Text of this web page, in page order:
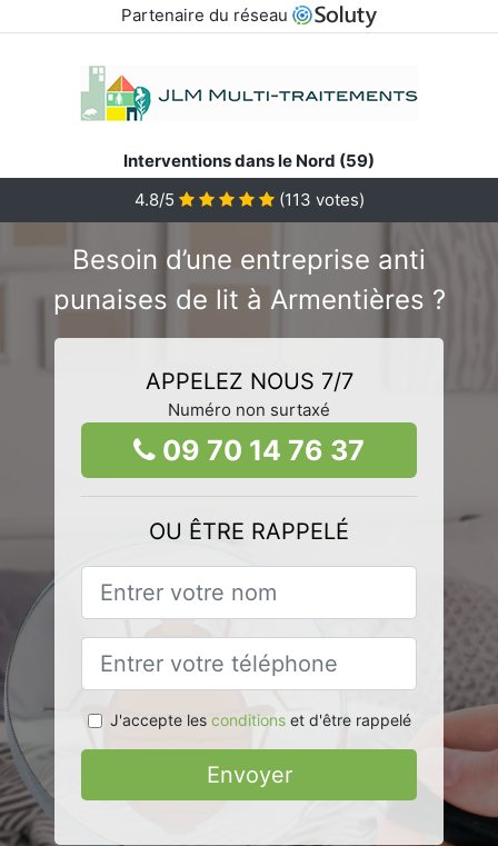
Partenaire du réseau
Interventions dans le Nord (59)
4.8/5
(113 votes)
Besoin d’une entreprise anti
punaises de lit à Armentières ?
APPELEZ NOUS 7/7
Numéro non surtaxé
09 70 14 76 37
OU ÊTRE RAPPELÉ
J'accepte les conditionset d'être rappelé
Envoyer